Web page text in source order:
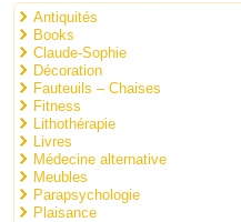
Antiquités
Books
Claude-Sophie
Décoration
Fauteuils – Chaises
Fitness
Lithothérapie
Livres
Médecine alternative
Meubles
Parapsychologie
Plaisance